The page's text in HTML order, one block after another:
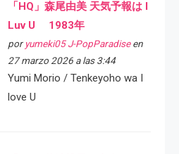
「HQ」森尾由美 天気予報は I
Luv U 1983年
por yumeki05 J-PopParadiseen
27 marzo 2026 a las 3:44
Yumi Morio / Tenkeyoho wa I
love U